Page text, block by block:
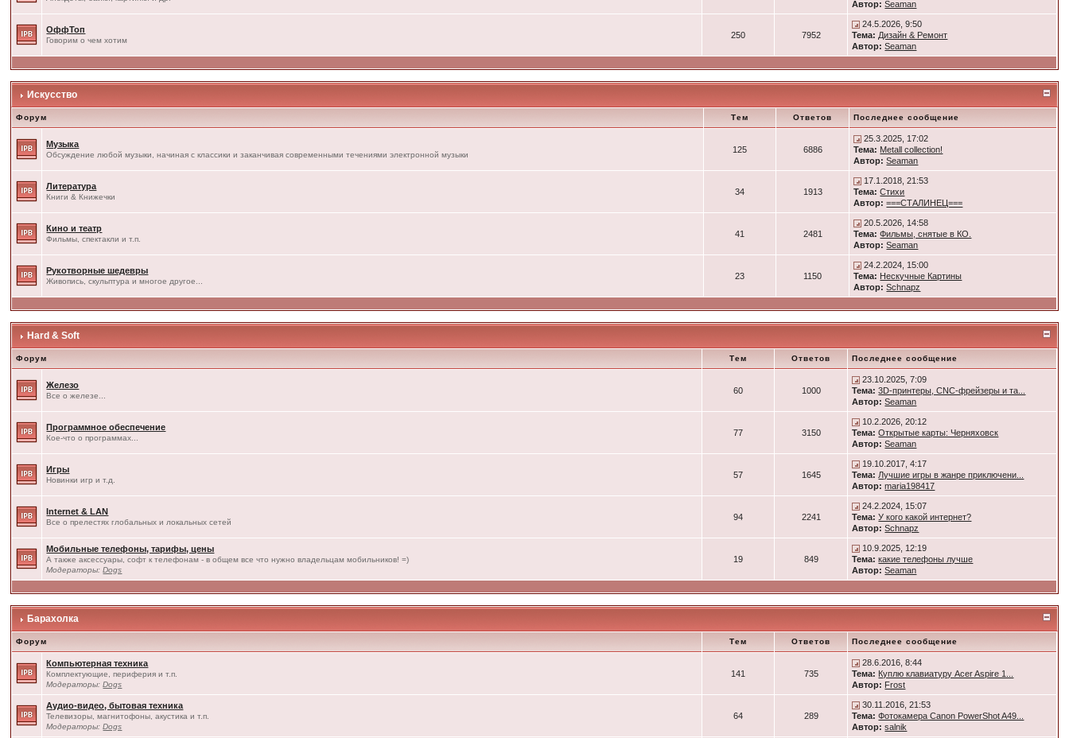
Автор: Seaman
ОффТоп
Говорим о чем хотим
250 7952
24.5.2026, 9:50
Тема: Дизайн & Ремонт
Автор: Seaman
Искусство
Форум Тем Ответов Последнее сообщение
Музыка
Обсуждение любой музыки, начиная с классики и заканчивая современными течениями электронной музыки
125 6886
25.3.2025, 17:02
Тема: Metall collection!
Автор: Seaman
Литература
Книги & Книжечки
34 1913
17.1.2018, 21:53
Тема: Стихи
Автор: ===СТАЛИНЕЦ===
Кино и театр
Фильмы, спектакли и т.п.
41 2481
20.5.2026, 14:58
Тема: Фильмы, снятые в КО.
Автор: Seaman
Рукотворные шедевры
Живопись, скульптура и многое другое...
23 1150
24.2.2024, 15:00
Тема: Нескучные Картины
Автор: Schnapz
Hard & Soft
Форум Тем Ответов Последнее сообщение
Железо
Все о железе...
60 1000
23.10.2025, 7:09
Тема: 3D-принтеры, CNC-фрейзеры и та...
Автор: Seaman
Программное обеспечение
Кое-что о программах...
77 3150
10.2.2026, 20:12
Тема: Открытые карты: Черняховск
Автор: Seaman
Игры
Новинки игр и т.д.
57 1645
19.10.2017, 4:17
Тема: Лучшие игры в жанре приключени...
Автор: maria198417
Internet & LAN
Все о прелестях глобальных и локальных сетей
94 2241
24.2.2024, 15:07
Тема: У кого какой интернет?
Автор: Schnapz
Мобильные телефоны, тарифы, цены
А также аксессуары, софт к телефонам - в общем все что нужно владельцам мобильников! =)
Модераторы:Dogs
19 849
10.9.2025, 12:19
Тема: какие телефоны лучше
Автор: Seaman
Барахолка
Форум Тем Ответов Последнее сообщение
Компьютерная техника
Комплектующие, периферия и т.п.
Модераторы:Dogs
141 735
28.6.2016, 8:44
Тема: Куплю клавиатуру Acer Aspire 1...
Автор: Frost
Аудио-видео, бытовая техника
Телевизоры, магнитофоны, акустика и т.п.
Модераторы:Dogs
64 289
30.11.2016, 21:53
Тема: Фотокамера Canon PowerShot A49...
Автор: salnik